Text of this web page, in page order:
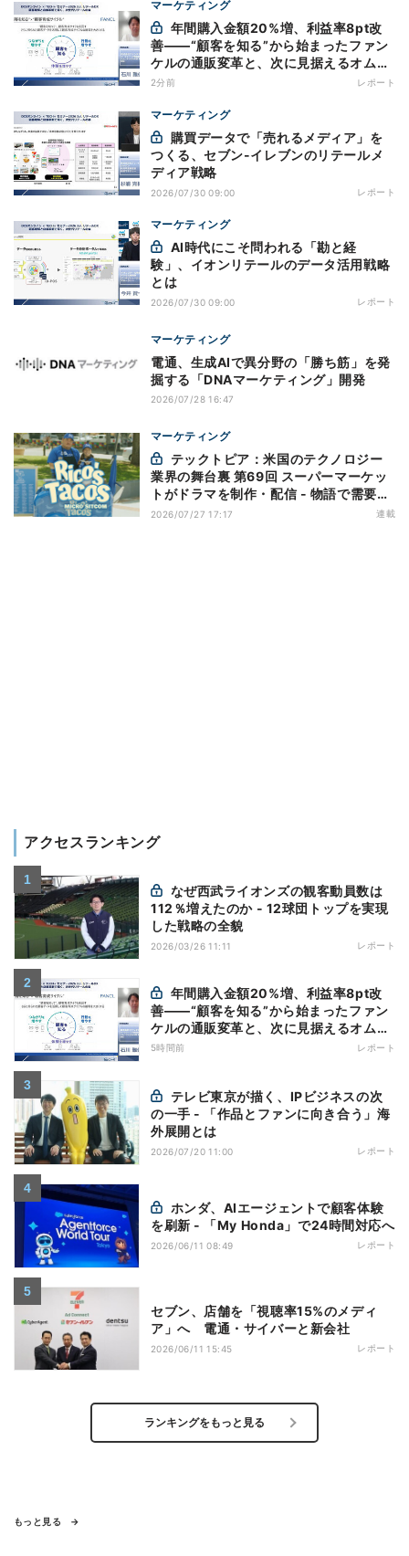
マーケティング
善——“顧客を知る”から始まったファン
ケルの通販変革と、次に見据えるオムニ
チャネル
2分前 レポート
マーケティング
つくる、セブン-イレブンのリテールメ
ディア戦略
2026/07/30 09:00 レポート
マーケティング
験」、イオンリテールのデータ活用戦略
とは
2026/07/30 09:00 レポート
マーケティング
電通、生成AIで異分野の「勝ち筋」を発
掘する「DNAマーケティング」開発
2026/07/28 16:47
マーケティング
業界の舞台裏 第69回 スーパーマーケッ
トがドラマを制作・配信 - 物語で需要を
演出する小売メディア
2026/07/27 17:17 連載
アクセスランキング
112％増えたのか - 12球団トップを実現
した戦略の全貌
2026/03/26 11:11 レポート
善——“顧客を知る”から始まったファン
ケルの通販変革と、次に見据えるオムニ
チャネル
5時間前 レポート
の一手 - 「作品とファンに向き合う」海
外展開とは
2026/07/20 11:00 レポート
を刷新 - 「My Honda」で24時間対応へ
2026/06/11 08:49 レポート
セブン、店舗を「視聴率15%のメディ
ア」へ 電通・サイバーと新会社
2026/06/11 15:45 レポート
ランキングをもっと見る
もっと見る